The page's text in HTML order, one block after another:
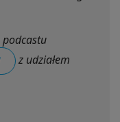
z udziałem